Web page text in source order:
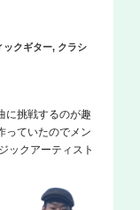
ックギター, クラシ
に挑戦するのが趣
っていたのでメン
ックアーティスト